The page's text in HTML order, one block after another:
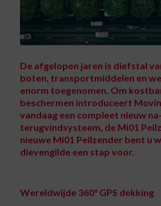
De afgelopen jaren is diefstal
boten, transportmiddelen en
enorm toegenomen. Om
beschermen introduceert
vandaag een compleet nieuw
terugvindsysteem, de Mi01
nieuwe Mi01 Peilzender bent u
dievengilde een stap voor.
Wereldwijde 360° GPS dekking